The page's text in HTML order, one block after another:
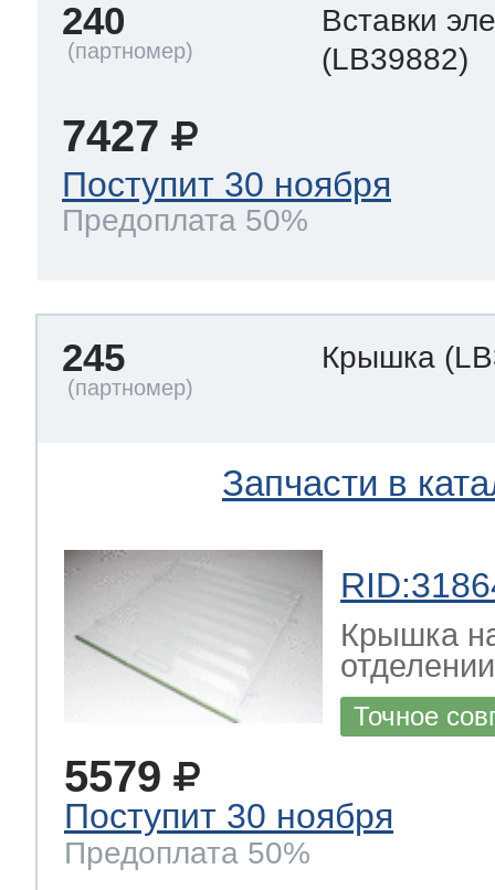
240
Вставки
(LB39882)
7427
Поступит 30 ноября
Предоплата 50%
245 Крышка
Запчасти в
Крышка
Точное
5579
Поступит 30 ноября
Предоплата 50%